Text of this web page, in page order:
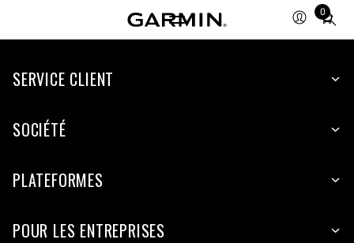
0
Total
items
cart:
SERVICE CLIENT
SOCIÉTÉ
PLATEFORMES
POUR LES ENTREPRISES